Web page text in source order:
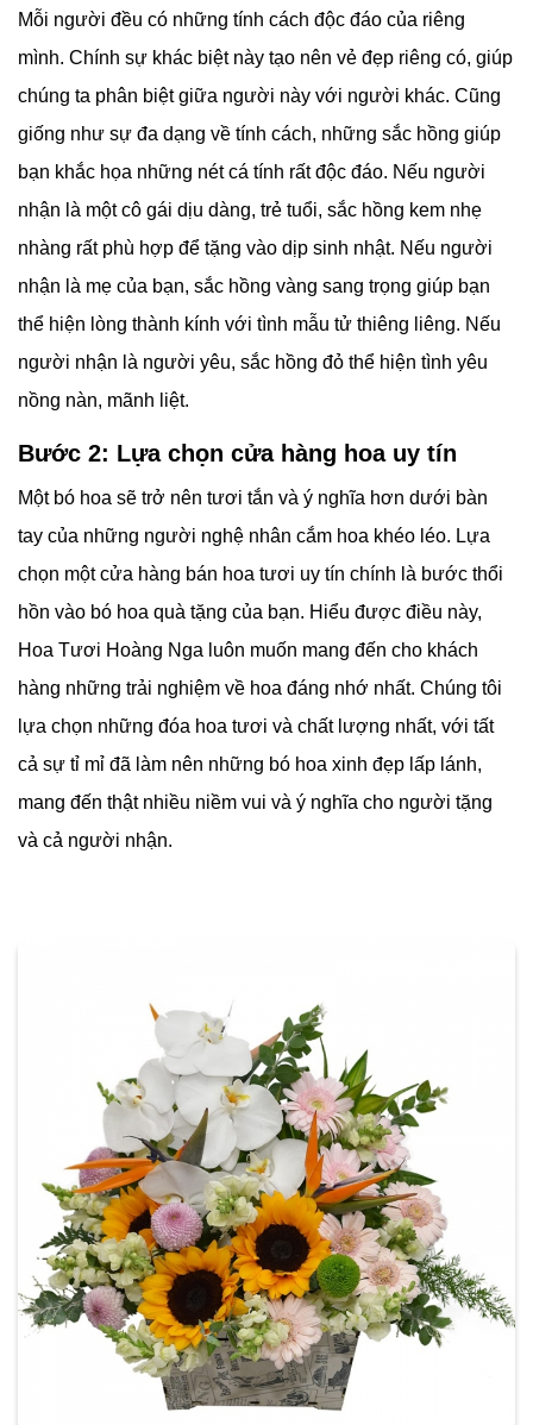
Mỗi người đều có những tính cách độc đáo của riêng
mình. Chính sự khác biệt này tạo nên vẻ đẹp riêng có, giúp
chúng ta phân biệt giữa người này với người khác. Cũng
giống như sự đa dạng về tính cách, những sắc hồng giúp
bạn khắc họa những nét cá tính rất độc đáo. Nếu người
nhận là một cô gái dịu dàng, trẻ tuổi, sắc hồng kem nhẹ
nhàng rất phù hợp để tặng vào dịp sinh nhật. Nếu người
nhận là mẹ của bạn, sắc hồng vàng sang trọng giúp bạn
thể hiện lòng thành kính với tình mẫu tử thiêng liêng. Nếu
người nhận là người yêu, sắc hồng đỏ thể hiện tình yêu
nồng nàn, mãnh liệt.
Bước 2: Lựa chọn cửa hàng hoa uy tín
Một bó hoa sẽ trở nên tươi tắn và ý nghĩa hơn dưới bàn
tay của những người nghệ nhân cắm hoa khéo léo. Lựa
chọn một cửa hàng bán hoa tươi uy tín chính là bước thổi
hồn vào bó hoa quà tặng của bạn. Hiểu được điều này,
Hoa Tươi Hoàng Nga luôn muốn mang đến cho khách
hàng những trải nghiệm về hoa đáng nhớ nhất. Chúng tôi
lựa chọn những đóa hoa tươi và chất lượng nhất, với tất
cả sự tỉ mỉ đã làm nên những bó hoa xinh đẹp lấp lánh,
mang đến thật nhiều niềm vui và ý nghĩa cho người tặng
và cả người nhận.